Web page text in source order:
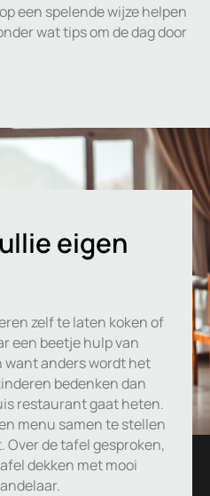
een spelende wijze helpen
wat tips om de dag door
eigen
zelf te laten koken of
een beetje hulp van
want anders wordt het
bedenken dan
restaurant gaat heten.
menu samen te stellen
Over de tafel gesproken,
dekken met mooi